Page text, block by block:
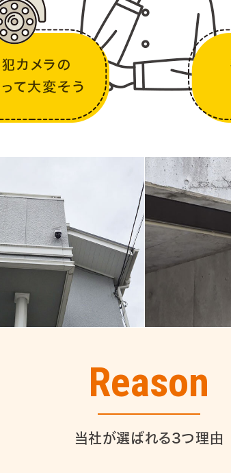
Reason
当社が選ばれる3つ理由